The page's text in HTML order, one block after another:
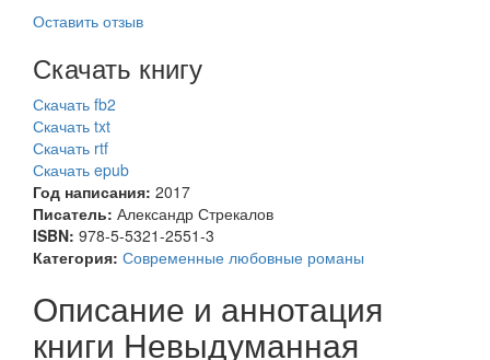
Оставить отзыв
Скачать книгу
Скачать fb2
Скачать txt
Скачать rtf
Скачать epub
Год написания: 2017
Писатель: Александр Стрекалов
ISBN: 978-5-5321-2551-3
Категория: Современные любовные романы
Описание и аннотация
книги Невыдуманная